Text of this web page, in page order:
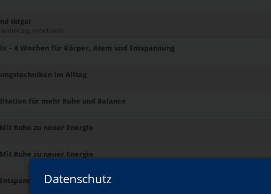
Datenschutz
Ikigai
entwickeln
– 4 Wochen für Körper, Atem und Entspannung
im Alltag
für mehr Ruhe und Balance
Ruhe zu neuer Energie
Ruhe zu neuer Energie
mit Progressiver Muskelentspannung und Autogenem Training